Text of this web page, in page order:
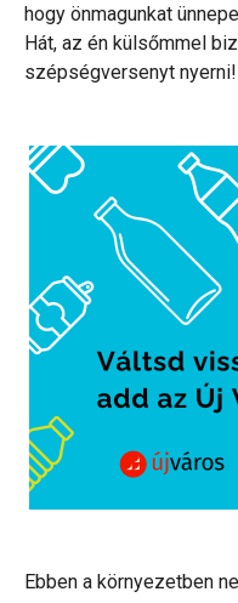
hogy önmagunkat
Hát, az én külsőmmel
szépségversenyt nyerni!
Ebben a környezetben